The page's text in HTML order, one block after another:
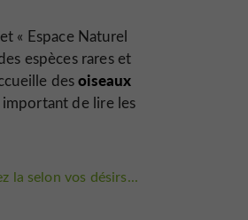
« Espace Naturel
espèces rares et
desoiseaux
de lire les
la selon vos désirs...